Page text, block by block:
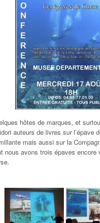
hôtes de marques, et
auteurs de livres sur l’épave
mais aussi sur la
nous avons trois épaves encore